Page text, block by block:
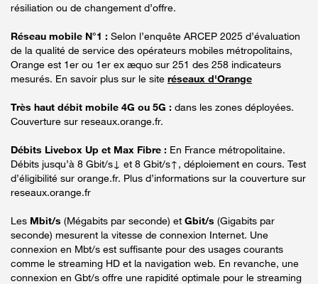
résiliation ou de changement d’offre.
Réseau mobile N°1 : Selon l’enquête ARCEP 2025 d’évaluation
de la qualité de service des opérateurs mobiles métropolitains,
Orange est 1er ou 1er ex æquo sur 251 des 258 indicateurs
mesurés. En savoir plus sur le site réseaux d'Orange
Très haut débit mobile 4G ou 5G : dans les zones déployées.
Couverture sur reseaux.orange.fr.
Débits Livebox Up et Max Fibre : En France métropolitaine.
Débits jusqu’à 8 Gbit/s↓ et 8 Gbit/s↑, déploiement en cours. Test
d’éligibilité sur orange.fr. Plus d’informations sur la couverture sur
reseaux.orange.fr
Les Mbit/s (Mégabits par seconde) et Gbit/s (Gigabits par
seconde) mesurent la vitesse de connexion Internet. Une
connexion en Mbt/s est suffisante pour des usages courants
comme le streaming HD et la navigation web. En revanche, une
connexion en Gbt/s offre une rapidité optimale pour le streaming